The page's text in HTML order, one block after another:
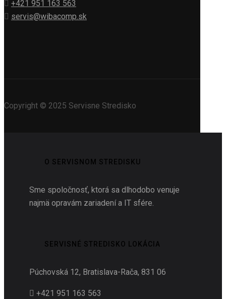
+421 951 163 563
servis@wibacomp.sk
Copyright © 2025 Servisne Stredisko
O SERVISNOM STREDISKU
Sme spoločnosť, ktorá sa dlhodobo venuje
najmä opravám zariadení a IT sfére.
SERVISNÉ STREDISKO LOKÁCIA
Púchovská 12, Bratislava-Rača, 831 06
+421 951 163 563